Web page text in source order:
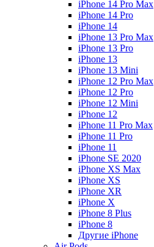
iPhone 14 Pro Max
iPhone 14 Pro
iPhone 14
iPhone 13 Pro Max
iPhone 13 Pro
iPhone 13
iPhone 13 Mini
iPhone 12 Pro Max
iPhone 12 Pro
iPhone 12 Mini
iPhone 12
iPhone 11 Pro Max
iPhone 11 Pro
iPhone 11
iPhone SE 2020
iPhone XS Max
iPhone XS
iPhone XR
iPhone X
iPhone 8 Plus
iPhone 8
Другие iPhone